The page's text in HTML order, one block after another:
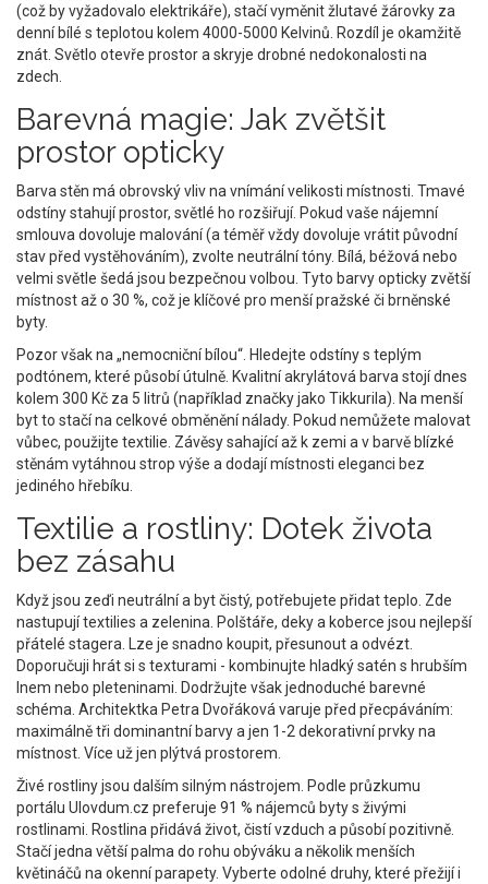
(což by vyžadovalo elektrikáře), stačí vyměnit žlutavé žárovky za
denní bílé s teplotou kolem 4000-5000 Kelvinů. Rozdíl je okamžitě
znát. Světlo otevře prostor a skryje drobné nedokonalosti na
zdech.
Barevná magie: Jak zvětšit
prostor opticky
Barva stěn má obrovský vliv na vnímání velikosti místnosti. Tmavé
odstíny stahují prostor, světlé ho rozšiřují. Pokud vaše nájemní
smlouva dovoluje malování (a téměř vždy dovoluje vrátit původní
stav před vystěhováním), zvolte neutrální tóny. Bílá, béžová nebo
velmi světle šedá jsou bezpečnou volbou. Tyto barvy opticky zvětší
místnost až o 30 %, což je klíčové pro menší pražské či brněnské
byty.
Pozor však na „nemocniční bílou“. Hledejte odstíny s teplým
podtónem, které působí útulně. Kvalitní akrylátová barva stojí dnes
kolem 300 Kč za 5 litrů (například značky jako Tikkurila). Na menší
byt to stačí na celkové obměnění nálady. Pokud nemůžete malovat
vůbec, použijte textilie. Závěsy sahající až k zemi a v barvě blízké
stěnám vytáhnou strop výše a dodají místnosti eleganci bez
jediného hřebíku.
Textilie a rostliny: Dotek života
bez zásahu
Když jsou zeďi neutrální a byt čistý, potřebujete přidat teplo. Zde
nastupují textilies a zelenina. Polštáře, deky a koberce jsou nejlepší
přátelé stagera. Lze je snadno koupit, přesunout a odvézt.
Doporučuji hrát si s texturami - kombinujte hladký satén s hrubším
lnem nebo pleteninami. Dodržujte však jednoduché barevné
schéma. Architektka Petra Dvořáková varuje před přecpáváním:
maximálně tři dominantní barvy a jen 1-2 dekorativní prvky na
místnost. Více už jen plýtvá prostorem.
Živé rostliny jsou dalším silným nástrojem. Podle průzkumu
portálu Ulovdum.cz preferuje 91 % nájemců byty s živými
rostlinami. Rostlina přidává život, čistí vzduch a působí pozitivně.
Stačí jedna větší palma do rohu obýváku a několik menších
květináčů na okenní parapety. Vyberte odolné druhy, které přežijí i